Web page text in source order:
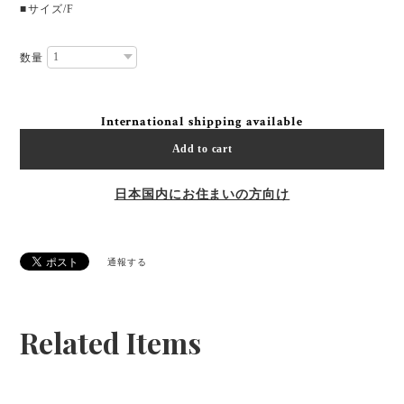
■サイズ/F
数量
International shipping available
Add to cart
日本国内にお住まいの方向け
通報する
Related Items